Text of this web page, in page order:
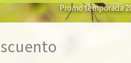
Promo temporada